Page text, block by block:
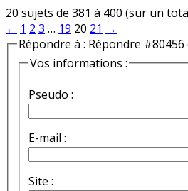
20 sujets de 381 à 400 (sur un
← 1 2 3 … 19 20 21 →
Répondre à : Répondre
Vos informations :
Pseudo :
E-mail :
Site :